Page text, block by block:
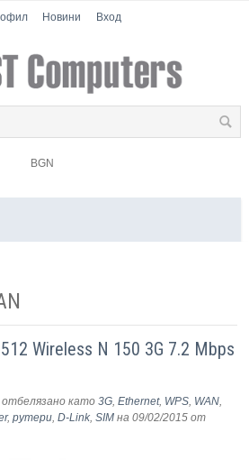
Новини Вход
BGN
Wireless N 150 3G 7.2 Mbps
отбелязано като3G,Ethernet, WPS, WAN,
,рутери,D-Link,SIM на 09/02/2015 от